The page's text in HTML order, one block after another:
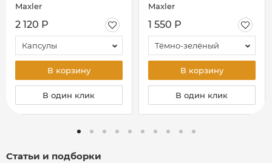
Maxler
2 120 Р
Капсулы
В корзину
В один клик
Maxler
1 550 Р
Тёмно-зелёный
В корзину
В один клик
Статьи и подборки